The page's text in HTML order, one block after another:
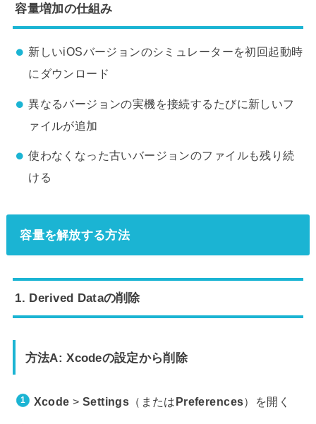
容量増加の仕組み
新しいiOSバージョンのシミュレーターを初回起動時
にダウンロード
異なるバージョンの実機を接続するたびに新しいフ
ァイルが追加
使わなくなった古いバージョンのファイルも残り続
ける
容量を解放する方法
1. Derived Dataの削除
方法A: Xcodeの設定から削除
Xcode > Settings （またはPreferences）を開く